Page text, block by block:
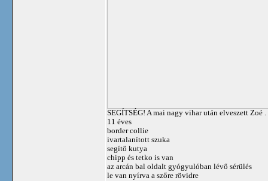
SEGÍTSÉG! A mai nagy vihar után elveszett Zoé .
11 éves
border collie
ivartalanított szuka
segítő kutya
chipp és tetko is van
az arcán bal oldalt gyógyulóban lévő sérülés
le van nyírva a szőre rövidre